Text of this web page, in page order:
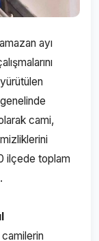
ayı
cami,
ilçede toplam